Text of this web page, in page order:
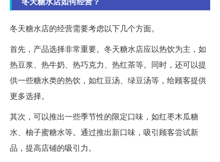
冬天糖水店的经营需要考虑以下几个方面。
首先，产品选择非常重要。冬天糖水店应以热饮为主，如
热豆浆、热牛奶、热巧克力、热红茶等。同时，还可以提
供一些糖水类的热饮，如红豆汤、绿豆汤等，给顾客提供
更多选择。
其次，可以推出一些季节性的限定口味，如红枣木瓜糖
水、柚子蜜糖水等。通过推出新口味，吸引顾客尝试新
品，提高店铺的吸引力。